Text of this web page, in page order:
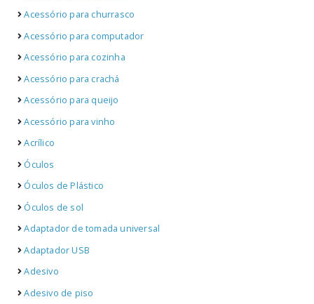
Acessório para churrasco
Acessório para computador
Acessório para cozinha
Acessório para crachá
Acessório para queijo
Acessório para vinho
Acrílico
Óculos
Óculos de Plástico
Óculos de sol
Adaptador de tomada universal
Adaptador USB
Adesivo
Adesivo de piso